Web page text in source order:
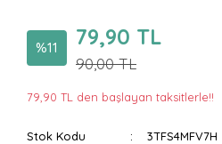
%11 79,90 TL
90,00 TL
79,90 TL den başlayan taksitlerle!!
Stok Kodu 3TFS4MFV7H